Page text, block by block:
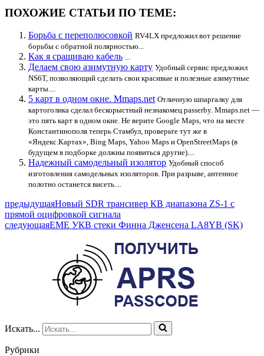
ПОХОЖИЕ СТАТЬИ ПО ТЕМЕ:
Борьба с переполюсовкой RV4LX предложил вот решение
борьбы с обратной полярностью...
Как я сращиваю кабель ...
Делаем свою азимутную карту Удобный сервис предложил
NS6T, позволяющий сделать свои красивые и полезные азимутные
карты....
5 карт в одном окне. Mmaps.net Отличную шпаргалку для
картоголика сделал бескорыстный незнакомец passerby. Mmaps.net —
это пять карт в одном окне. Не верите Google Maps, что на месте
Константинополя теперь Стамбул, проверьте тут же в
«Яндекс.Картах», Bing Maps, Yahoo Maps и OpenStreetMaps (в
будущем в подборке должны появиться другие)....
Надежный самодельный изолятор Удобный способ
изготовления самодельных изоляторов. При разрыве, антенное
полотно останется висеть....
предыдущаяНовый SDR трансивер КВ диапазона ZS-1 с
прямой оцифровкой сигнала
следующаяEME УКВ стеки Финна Дженсена LA8YB (SK)
Искать...
Рубрики